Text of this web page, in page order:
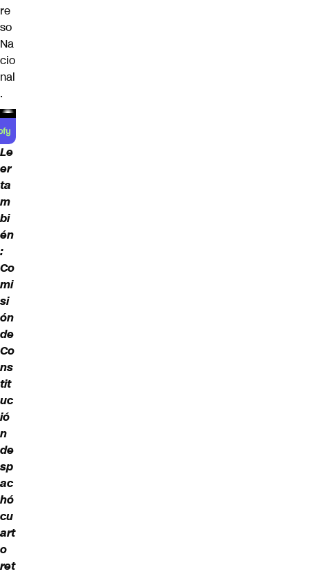
re
so
Na
cio
nal
.
Le
er
ta
m
bi
én
:
Co
mi
si
ón
de
Co
ns
tit
uc
ió
n
de
sp
ac
hó
cu
art
o
ret